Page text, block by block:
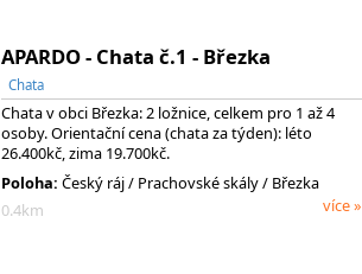
APARDO - Chata č.1 - Březka
Chata
Chata v obci Březka: 2 ložnice, celkem pro 1 až 4
osoby. Orientační cena (chata za týden): léto
26.400kč, zima 19.700kč.
Poloha: Český ráj/ Prachovské skály/ Březka
0.4km
více »